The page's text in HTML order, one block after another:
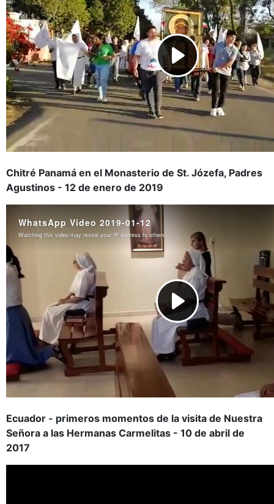
Chitré Panamá en el Monasterio de St. Józefa, Padres
Agustinos - 12 de enero de 2019
Ecuador - primeros momentos de la visita de Nuestra
Señora a las Hermanas Carmelitas - 10 de abril de
2017